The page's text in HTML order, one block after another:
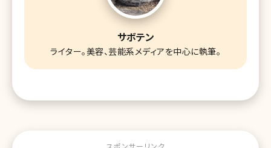
サボテン
ライター。美容、芸能系メディアを中心に執筆。
スポンサーリンク